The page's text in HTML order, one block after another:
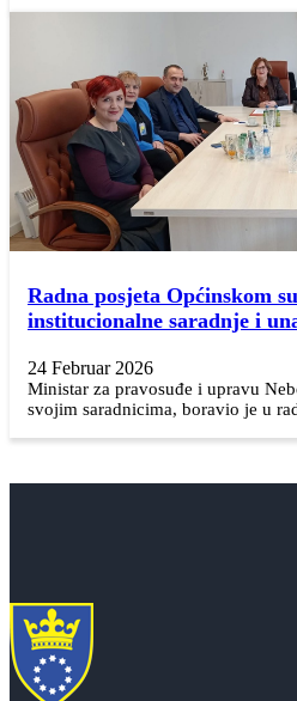
Radna posjeta Općinskom
institucionalne saradnje i
24 Februar 2026
Ministar za pravosuđe i upravu
svojim saradnicima, boravio je u